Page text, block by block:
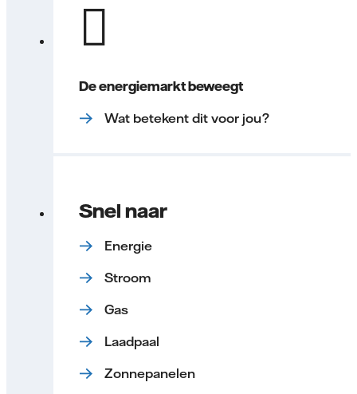
De energiemarkt beweegt
Wat betekent dit voor jou?
Snel naar
Energie
Stroom
Gas
Laadpaal
Zonnepanelen